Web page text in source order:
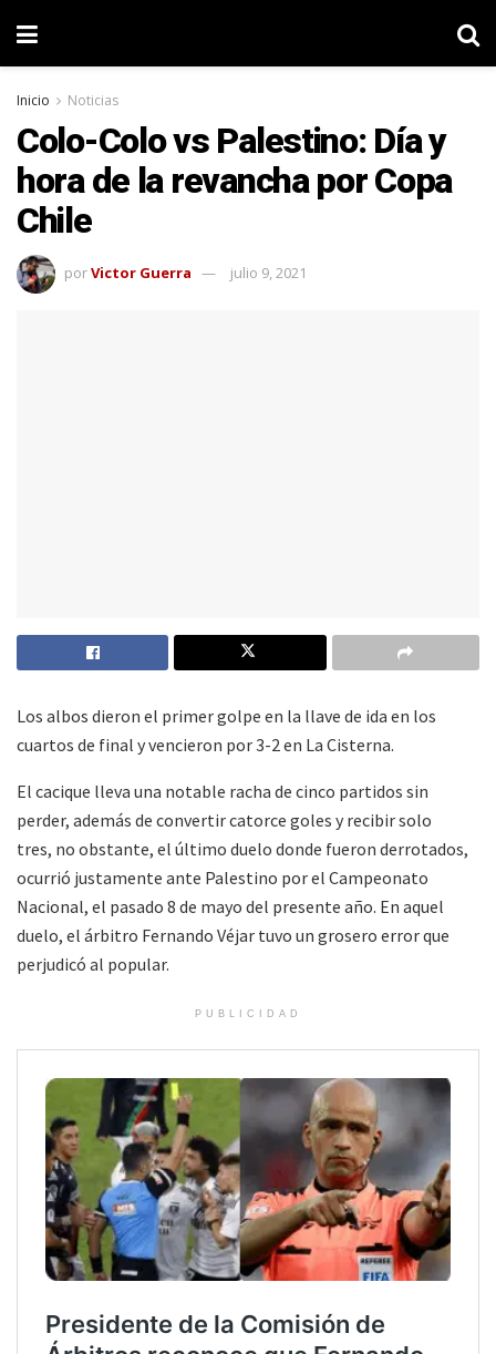
Inicio Noticias
Colo-Colo vs Palestino: Día y
hora de la revancha por Copa
Chile
porVictor Guerra julio 9, 2021
Los albos dieron el primer golpe en la llave de ida en los
cuartos de final y vencieron por 3-2 en La Cisterna.
El cacique lleva una notable racha de cinco partidos sin
perder, además de convertir catorce goles y recibir solo
tres, no obstante, el último duelo donde fueron derrotados,
ocurrió justamente ante Palestino por el Campeonato
Nacional, el pasado 8 de mayo del presente año. En aquel
duelo, el árbitro Fernando Véjar tuvo un grosero error que
perjudicó al popular.
PUBLICIDAD